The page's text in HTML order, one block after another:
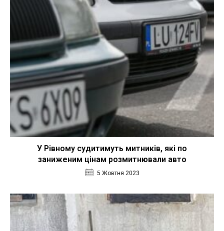
У Рівному судитимуть митників, які по
заниженим цінам розмитнювали авто
5 Жовтня 2023